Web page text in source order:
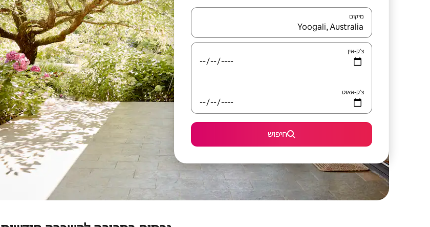
מיקום
כאשר התוצאות יהיו זמינות, יש לנווט עם מקשי החיצים למעלה ולמטה או לעיין בעזרת תנועות מגע או החלקה.
צ'ק-אין
צ'ק-אאוט
חיפוש